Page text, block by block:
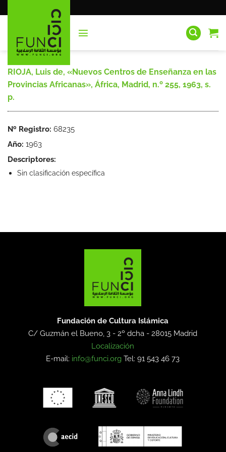
al
RIOJA, Luis de, «Nuevos Centros de Enseñanza en las
Provincias Africanas», África, Madrid, n.º 255, 1963, s.
p.
Nº Registro: 68235
Año: 1963
Descriptores:
Sin clasificación específica
Fundación de Cultura Islámica
C/ Guzmán el Bueno, 3 - 2º dcha -28015 Madrid
Localización
E-mail: info@funci.org Tel: 91 543 46 73